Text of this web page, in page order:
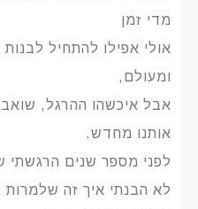
מדי זמן
אולי אפילו להתחיל
ומעולם,
אבל איכשהו ההרגל, שואב
אותנו מחדש.
לפני מספר שנים הרגשתי
לא הבנתי איך זה